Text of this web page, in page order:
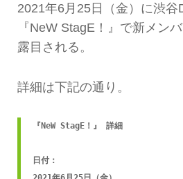
2021年6月25日（金）に渋谷
『NeW StagE！』で新メン
露目される。
詳細は下記の通り。
『NeW StagE！』 詳細
日付：